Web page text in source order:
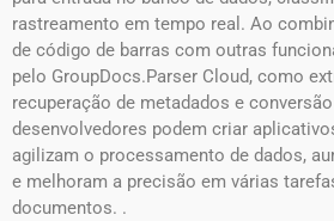
rastreamento em tempo real. Ao
de código de barras com outras
pelo GroupDocs.Parser Cloud, como
recuperação de metadados e
desenvolvedores podem criar
agilizam o processamento de dados,
e melhoram a precisão em várias
documentos. .